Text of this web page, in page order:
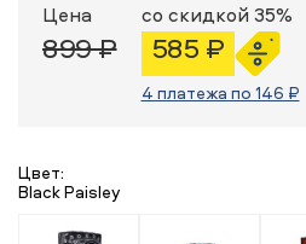
Цена
899 ₽
со скидкой 35%
585 ₽
4 платежа по 146 ₽
Цвет:
Black Paisley